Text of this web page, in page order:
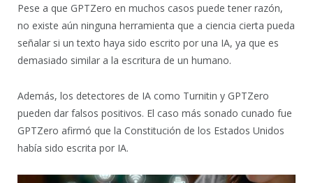
Pese a que GPTZero en muchos casos puede tener razón,
no existe aún ninguna herramienta que a ciencia cierta pueda
señalar si un texto haya sido escrito por una IA, ya que es
demasiado similar a la escritura de un humano.
Además, los detectores de IA como Turnitin y GPTZero
pueden dar falsos positivos. El caso más sonado cunado fue
GPTZero afirmó que la Constitución de los Estados Unidos
había sido escrita por IA.